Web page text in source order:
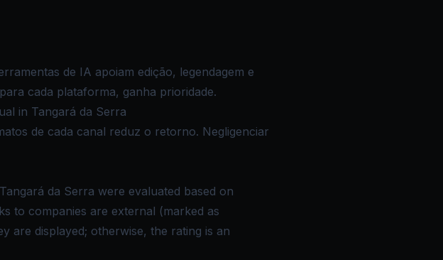
de IA apoiam edição, legendagem e
cada plataforma, ganha prioridade.
in Tangará da Serra
de cada canal reduz o retorno. Negligenciar
da Serra were evaluated based on
to companies are external (marked as
are displayed; otherwise, the rating is an